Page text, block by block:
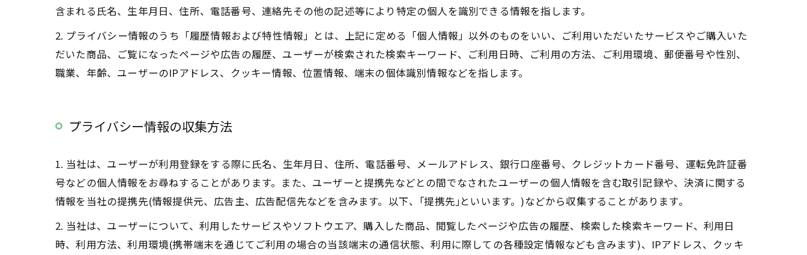
含まれる氏名、生年月日、住所、電話番号、連絡先その他の記述等により特定の個人を識別できる情報を指します。
2. プライバシー情報のうち「履歴情報および特性情報」とは、上記に定める「個人情報」以外のものをいい、ご利用いただいたサービスやご購入いた
だいた商品、ご覧になったページや広告の履歴、ユーザーが検索された検索キーワード、ご利用日時、ご利用の方法、ご利用環境、郵便番号や性別、
職業、年齢、ユーザーのIPアドレス、クッキー情報、位置情報、端末の個体識別情報などを指します。
プライバシー情報の収集方法
1. 当社は、ユーザーが利用登録をする際に氏名、生年月日、住所、電話番号、メールアドレス、銀行口座番号、クレジットカード番号、運転免許証番
号などの個人情報をお尋ねすることがあります。また、ユーザーと提携先などとの間でなされたユーザーの個人情報を含む取引記録や、決済に関する
情報を当社の提携先(情報提供元、広告主、広告配信先などを含みます。以下、｢提携先｣といいます。)などから収集することがあります。
2. 当社は、ユーザーについて、利用したサービスやソフトウエア、購入した商品、閲覧したページや広告の履歴、検索した検索キーワード、利用日
時、利用方法、利用環境(携帯端末を通じてご利用の場合の当該端末の通信状態、利用に際しての各種設定情報なども含みます)、IPアドレス、クッキ